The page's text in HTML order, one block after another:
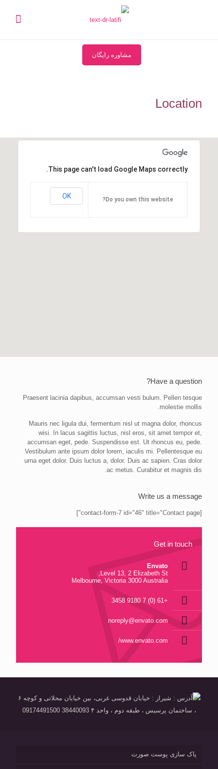
مشاوره رایگان
Location
This page can't load Google Maps correctly.
Do you own this website?
OK
Have a question?
Praesent lacinia dapibus, accumsan vesti bulum. Pellen tesque
molestie mollis.
Mauris nec ligula dui, fermentum nisl ut magna dolor, rhoncus
wisi. In lacus sagittis luctus, nisl eros, sit amet tempor et,
accumsan eget, pede. Suspendisse est. Ut rhoncus eu, pede.
Vestibulum ante ipsum dolor lorem, iaculis mi. Pellentesque eu
urna eget dolor. Duis luctus a, dolor. Duis ac sapien. Cras dolor
ac metus. Curabitur et magnis dis.
Write us a message
[contact-form-7 id="46" title="Contact page"]
Get in touch
Envato
Level 13, 2 Elizabeth St,
Melbourne, Victoria 3000 Australia
+61 (0) 7 9180 3458
noreply@envato.com
www.envato.com/
آدرس : شیراز : خیابان قدوسی غربی، بین خیابان محلاتی و کوچه ۶
، ساختمان پرسیس ، طبقه دوم ، واحد ۴ 38440093 09174491500
پاک سازی پوست صورت